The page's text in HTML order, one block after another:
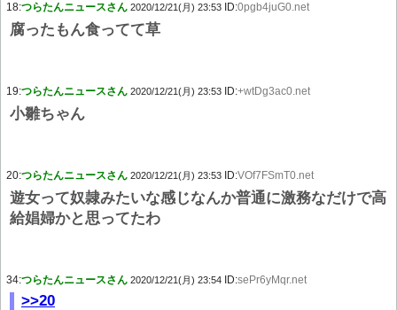
18:つらたんニュースさん 2020/12/21(月) 23:53 ID:0pgb4juG0.net
腐ったもん食ってて草
19:つらたんニュースさん 2020/12/21(月) 23:53 ID:+wtDg3ac0.net
小雛ちゃん
20:つらたんニュースさん 2020/12/21(月) 23:53 ID:VOf7FSmT0.net
遊女って奴隷みたいな感じなんか普通に激務なだけで高
給娼婦かと思ってたわ
34:つらたんニュースさん 2020/12/21(月) 23:54 ID:sePr6yMqr.net
>>20